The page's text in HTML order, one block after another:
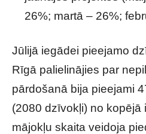
26%; martā – 26%;
Jūlijā iegādei pieejamo
Rīgā palielinājies par
pārdošanā bija pieejami
(2080 dzīvokļi) no kopējā
mājokļu skaita veidoja